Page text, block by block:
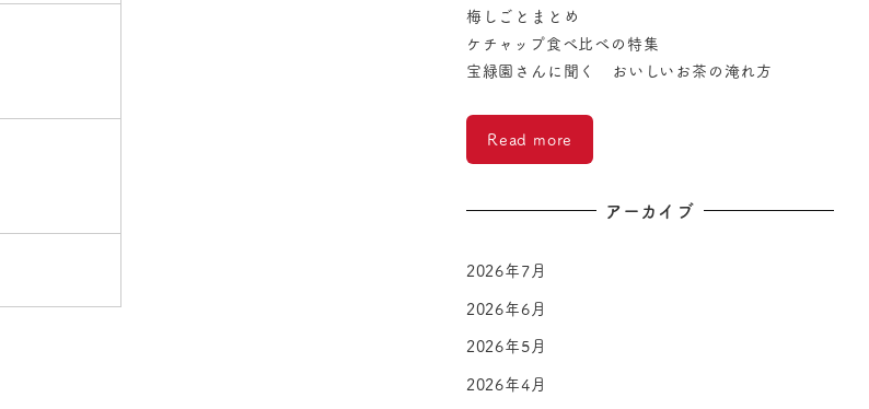
梅しごとまとめ
ケチャップ食べ比べの特集
宝緑園さんに聞く おいしいお茶の淹れ方
Read more
アーカイブ
2026年7月
2026年6月
2026年5月
2026年4月